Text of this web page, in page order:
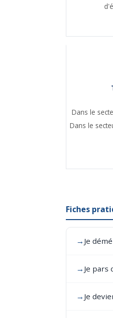
Dans le
Dans le
Fiches
→ Je
→ Je pars
→ Je